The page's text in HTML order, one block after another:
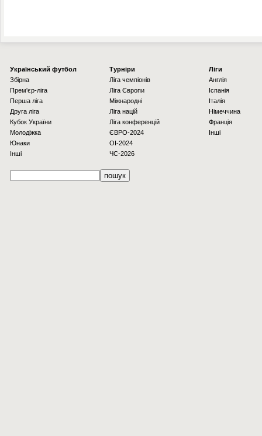
Українcький футбол
Збірна
Прем'єр-ліга
Перша ліга
Друга ліга
Кубок України
Молодіжка
Юнаки
Інші
Турніри
Ліга чемпіонів
Ліга Європи
Міжнародні
Ліга націй
Ліга конференцій
ЄВРО-2024
OI-2024
ЧС-2026
Ліги
Англія
Іспанія
Італія
Німеччина
Франція
Інші